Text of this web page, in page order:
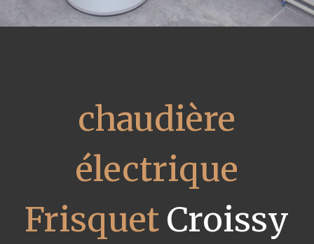
chaudière
électrique
Frisquet Croissy